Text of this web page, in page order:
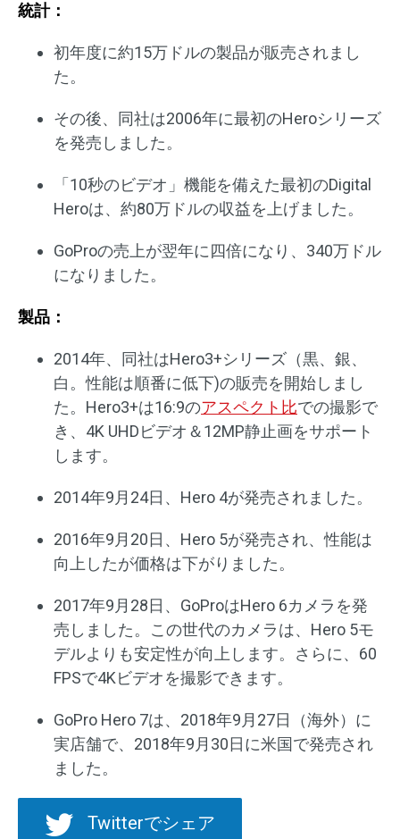
統計：
初年度に約15万ドルの製品が販売されまし
た。
その後、同社は2006年に最初のHeroシリーズ
を発売しました。
「10秒のビデオ」機能を備えた最初のDigital
Heroは、約80万ドルの収益を上げました。
GoProの売上が翌年に四倍になり、340万ドル
になりました。
製品：
2014年、同社はHero3+シリーズ（黒、銀、
白。性能は順番に低下)の販売を開始しまし
た。Hero3+は16:9のアスペクト比での撮影で
き、4K UHDビデオ＆12MP静止画をサポート
します。
2014年9月24日、Hero 4が発売されました。
2016年9月20日、Hero 5が発売され、性能は
向上したが価格は下がりました。
2017年9月28日、GoProはHero 6カメラを発
売しました。この世代のカメラは、Hero 5モ
デルよりも安定性が向上します。さらに、60
FPSで4Kビデオを撮影できます。
GoPro Hero 7は、2018年9月27日（海外）に
実店舗で、2018年9月30日に米国で発売され
ました。
Twitterでシェア